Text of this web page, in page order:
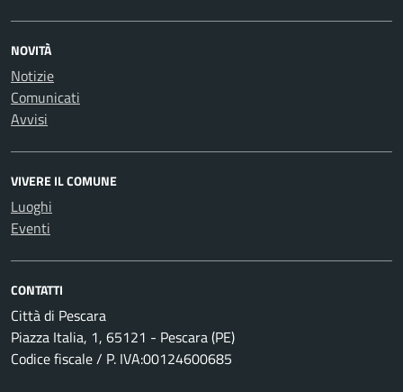
NOVITÀ
Notizie
Comunicati
Avvisi
VIVERE IL COMUNE
Luoghi
Eventi
CONTATTI
Città di Pescara
Piazza Italia, 1, 65121 - Pescara (PE)
Codice fiscale / P. IVA:00124600685